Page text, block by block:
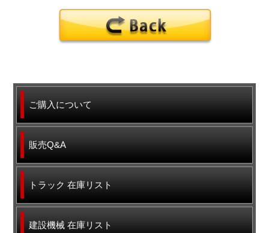
ご購入について
販売Q&A
トラック 在庫リスト
建設機械 在庫リスト